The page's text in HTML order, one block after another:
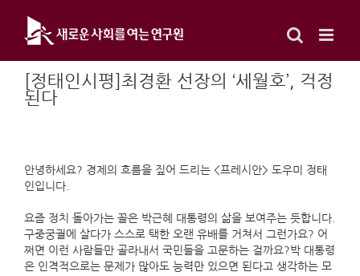
content
[정태인시평]최경환 선장의 ‘세월호’, 걱정
된다
안녕하세요? 경제의 흐름을 짚어 드리는 <프레시안> 도우미 정태
인입니다.
요즘 정치 돌아가는 꼴은 박근혜 대통령의 삶을 보여주는 듯합니다.
구중궁궐에 살다가 스스로 택한 오랜 유배를 거쳐서 그런가요? 어
쩌면 이런 사람들만 골라내서 국민들을 고문하는 걸까요?박 대통령
은 인격적으로는 문제가 많아도 능력만 있으면 된다고 생각하는 모